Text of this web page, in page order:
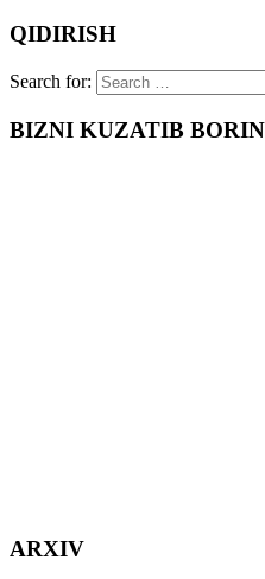
QIDIRISH
Search for:
BIZNI KUZATIB
ARXIV